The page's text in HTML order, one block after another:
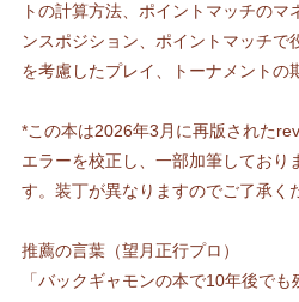
トの計算方法、ポイントマッチの
ンスポジション、ポイントマッチで
を考慮したプレイ、トーナメントの
*この本は2026年3月に再版された
エラーを校正し、一部加筆しており
す。装丁が異なりますのでご了承く
推薦の言葉（望月正行プロ）
「バックギャモンの本で10年後で